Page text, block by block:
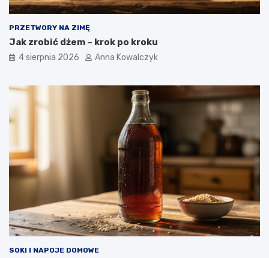
PRZETWORY NA ZIMĘ
Jak zrobić dżem – krok po kroku
4 sierpnia 2026 Anna Kowalczyk
SOKI I NAPOJE DOMOWE